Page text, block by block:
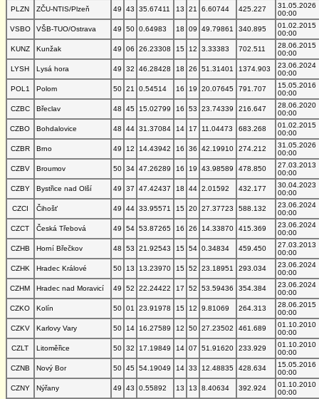
PLZN
ZČU-NTIS/Plzeň 49 43 35.67411 13 21 6.60744 425.227
31.05.2026
00:00
VSBO
VŠB-TUO/Ostrava 49 50 0.64983 18 09 49.79861 340.895
01.02.2015
00:00
KUNZ
Kunžak 49 06 26.23308 15 12 3.33383 702.511
28.06.2015
00:00
LYSH
Lysá hora 49 32 46.28428 18 26 51.31401 1374.903
23.06.2024
00:00
POL1
Polom 50 21 0.54514 16 19 20.07645 791.707
15.05.2016
00:00
CZBC
Břeclav 48 45 15.02799 16 53 23.74339 216.647
28.06.2020
00:00
CZBO
Bohdalovice 48 44 31.37084 14 17 11.04473 683.268
01.02.2015
00:00
CZBR
Brno 49 12 14.43942 16 36 42.19910 274.212
31.05.2026
00:00
CZBV
Broumov 50 34 47.26289 16 19 43.98589 478.850
27.03.2013
00:00
CZBY
Bystřice nad Olší 49 37 47.42437 18 44 2.01592 432.177
30.04.2023
00:00
CZCI
Čihošť 49 44 33.95571 15 20 27.37723 588.132
23.06.2024
00:00
CZCT
Česká Třebová 49 54 53.87265 16 26 14.33870 415.369
23.06.2024
00:00
CZHB
Horní Břečkov 48 53 21.92543 15 54 0.34834 459.450
27.03.2013
00:00
CZHK
Hradec Králové 50 13 13.23970 15 52 23.18951 293.034
23.06.2024
00:00
CZHM
Hradec nad Moravicí 49 52 22.24422 17 52 53.59436 354.384
23.06.2024
00:00
CZKO
Kolín 50 01 23.91978 15 12 9.81069 264.313
28.06.2015
00:00
CZKV
Karlovy Vary 50 14 16.27589 12 50 27.23502 461.689
01.10.2010
00:00
CZLT
Litoměřice 50 32 17.19849 14 07 51.91620 233.929
01.10.2010
00:00
CZNB
Nový Bor 50 45 54.19049 14 33 12.48835 428.634
15.05.2016
00:00
CZNY
Nýřany 49 43 0.55892 13 13 8.40634 392.924
01.10.2010
00:00